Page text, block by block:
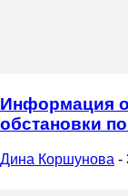
Информация о
обстановки
Дина Коршунова -